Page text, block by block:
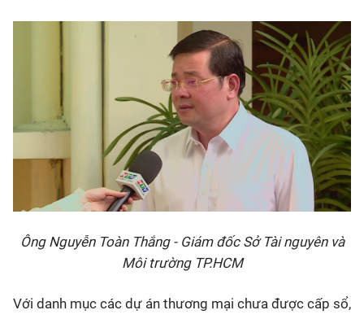
Ông Nguyễn Toàn Thắng - Giám đốc Sở Tài nguyên và
Môi trường TP.HCM
Với danh mục các dự án thương mại chưa được cấp sổ,